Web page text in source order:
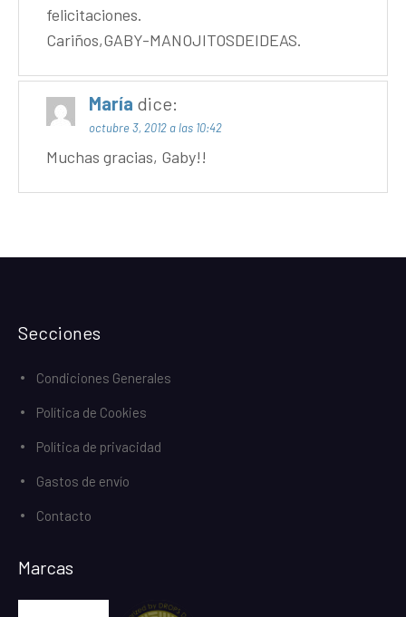
felicitaciones.
Cariños,GABY-MANOJITOSDEIDEAS.
María dice:
octubre 3, 2012 a las 10:42
Muchas gracias, Gaby!!
Secciones
Condiciones Generales
Política de Cookies
Política de privacidad
Gastos de envío
Contacto
Marcas